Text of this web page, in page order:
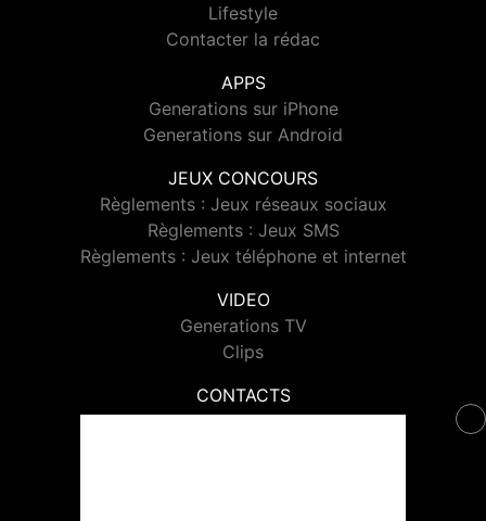
Lifestyle
Contacter la rédac
APPS
Generations sur iPhone
Generations sur Android
JEUX CONCOURS
Règlements : Jeux réseaux sociaux
Règlements : Jeux SMS
Règlements : Jeux téléphone et internet
VIDEO
Generations TV
Clips
CONTACTS
Contacter Generations